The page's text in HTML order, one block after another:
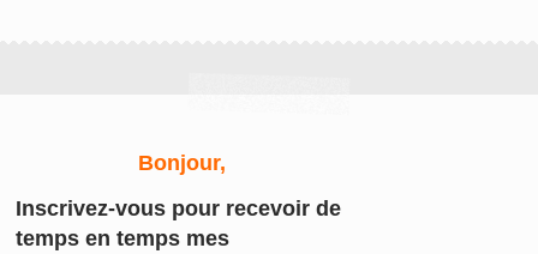
Bonjour,
Inscrivez-vous pour recevoir de
temps en temps mes